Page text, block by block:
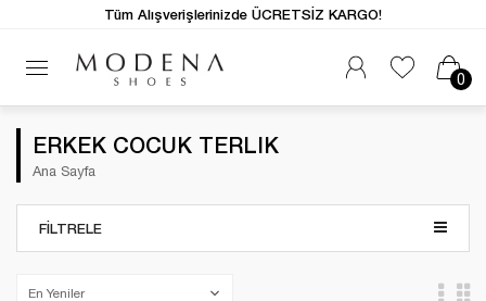
0
Tüm Alışverişlerinizde ÜCRETSİZ KARGO!
ERKEK COCUK TERLIK
Ana Sayfa
FILTRELE